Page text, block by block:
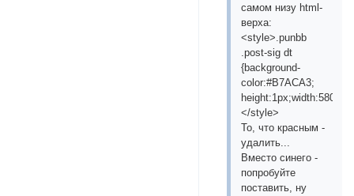
самом низу html-
верха:
<style>.punbb
.post-sig dt
{background-
color:#B7ACA3;
</style>
То, что красным -
удалить...
Вместо синего -
попробуйте
поставить, ну